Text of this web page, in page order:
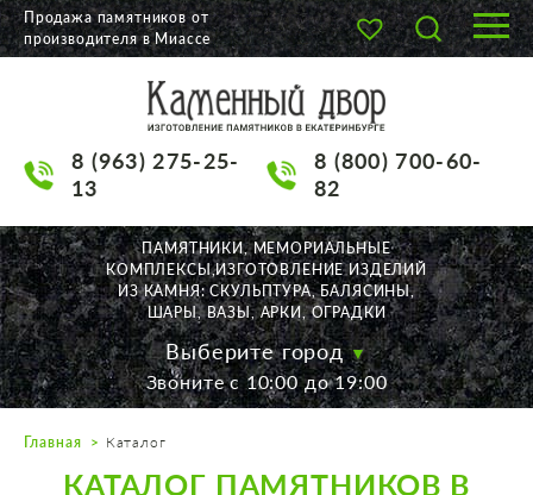
О КОМПАНИИ
НАШИ РАБОТЫ
АКЦИИ
ДОСТАВКА
КОНТАКТЫ
K2532513@yandex.ru
Пн. — Пт. с 10:00 до 19:00
Продажа памятников от
производителя в Миассе
8 (963) 275-25-
13
8 (800) 700-60-
82
ПАМЯТНИКИ, МЕМОРИАЛЬНЫЕ
КОМПЛЕКСЫ,ИЗГОТОВЛЕНИЕ ИЗДЕЛИЙ
ИЗ КАМНЯ: СКУЛЬПТУРА, БАЛЯСИНЫ,
ШАРЫ, ВАЗЫ, АРКИ, ОГРАДКИ
Выберите город
Звоните с 10:00 до 19:00
Главная Каталог
КАТАЛОГ ПАМЯТНИКОВ В